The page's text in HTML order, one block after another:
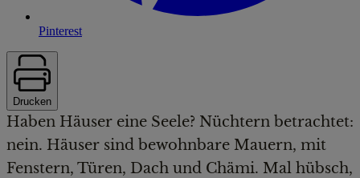
Pinterest
Drucken
Haben Häuser eine Seele? Nüchtern betrachtet:
nein. Häuser sind bewohnbare Mauern, mit
Fenstern, Türen, Dach und Chämi. Mal hübsch,